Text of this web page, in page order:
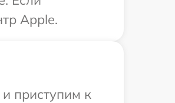
Apple.
приступим к